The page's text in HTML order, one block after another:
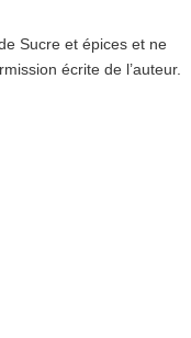
Sucre et épices et ne
écrite de l’auteur.